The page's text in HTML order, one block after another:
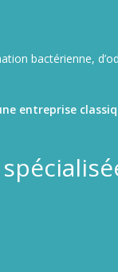
bactérienne,
entreprise